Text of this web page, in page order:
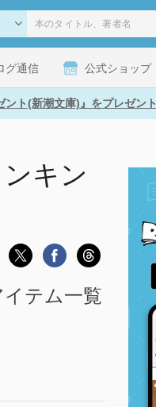
グ通信 公式ショップ
ト(新潮文庫)』をプレゼント
キン
テム一覧